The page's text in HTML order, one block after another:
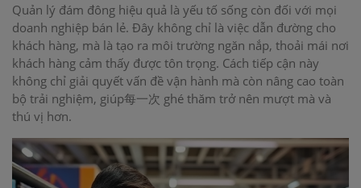
Quản lý đám đông hiệu quả là yếu tố sống còn đối với mọi
doanh nghiệp bán lẻ. Đây không chỉ là việc dẫn đường cho
khách hàng, mà là tạo ra môi trường ngăn nắp, thoải mái nơi
khách hàng cảm thấy được tôn trọng. Cách tiếp cận này
không chỉ giải quyết vấn đề vận hành mà còn nâng cao toàn
bộ trải nghiệm, giúp每一次 ghé thăm trở nên mượt mà và
thú vị hơn.